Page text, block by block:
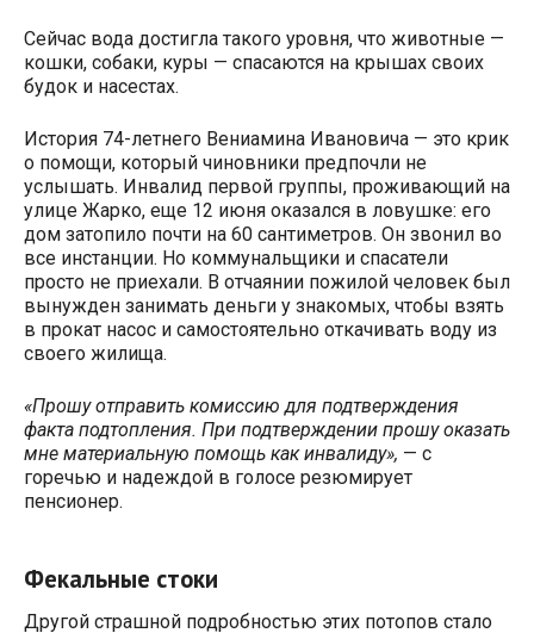
Сейчас вода достигла такого уровня, что животные —
кошки, собаки, куры — спасаются на крышах своих
будок и насестах.
История 74-летнего Вениамина Ивановича — это крик
о помощи, который чиновники предпочли не
услышать. Инвалид первой группы, проживающий на
улице Жарко, еще 12 июня оказался в ловушке: его
дом затопило почти на 60 сантиметров. Он звонил во
все инстанции. Но коммунальщики и спасатели
просто не приехали. В отчаянии пожилой человек был
вынужден занимать деньги у знакомых, чтобы взять
в прокат насос и самостоятельно откачивать воду из
своего жилища.
«Прошу отправить комиссию для подтверждения
факта подтопления. При подтверждении прошу оказать
мне материальную помощь как инвалиду», — с
горечью и надеждой в голосе резюмирует
пенсионер.
Фекальные стоки
Другой страшной подробностью этих потопов стало